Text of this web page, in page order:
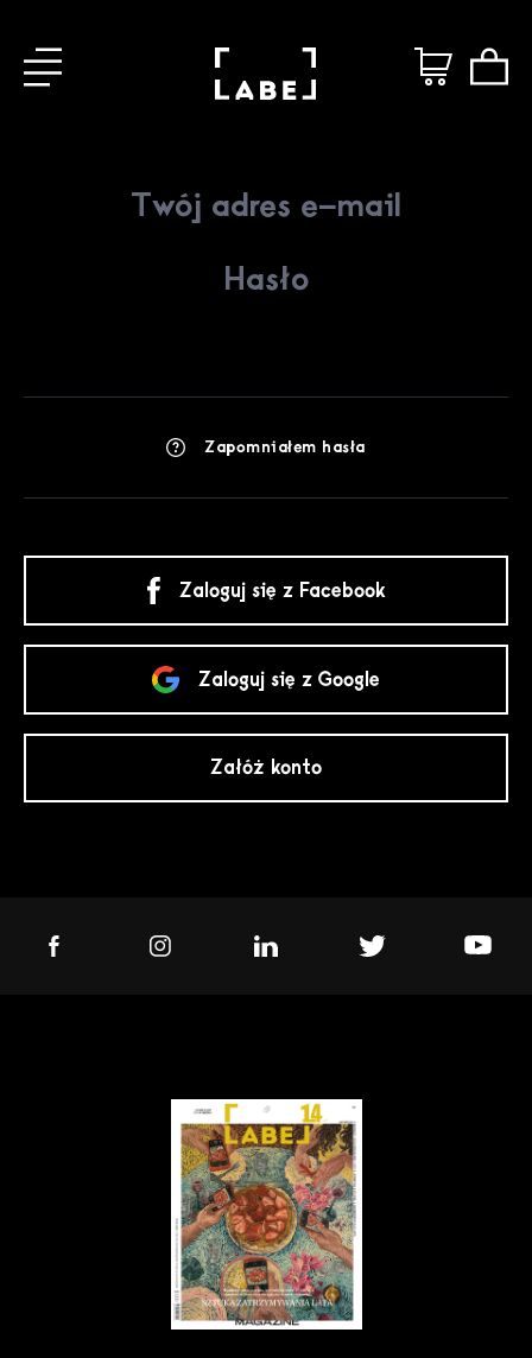
Zapomniałem hasła
Zaloguj się z Facebook
Zaloguj się z Google
Załóż konto